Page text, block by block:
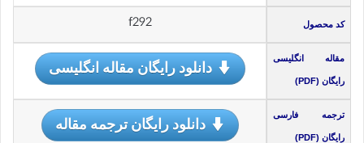
کد محصول f292
مقاله انگلیسی
رایگان (PDF)
دانلود رایگان مقاله انگلیسی
ترجمه فارسی
رایگان (PDF)
دانلود رایگان ترجمه مقاله